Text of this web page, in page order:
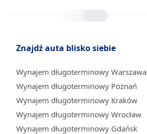
Znajdź auta blisko siebie
Wynajem długoterminowy Warszawa
Wynajem długoterminowy Poznań
Wynajem długoterminowy Kraków
Wynajem długoterminowy Wrocław
Wynajem długoterminowy Gdańsk